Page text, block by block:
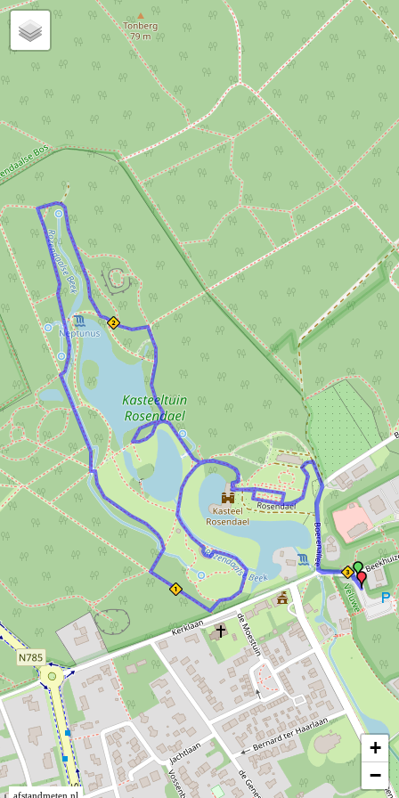
+
−
afstandmeten.nl